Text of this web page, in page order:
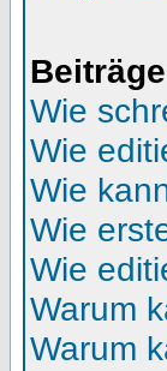
Wie
Wie
Wie
Wie
Wie
Warum
Warum